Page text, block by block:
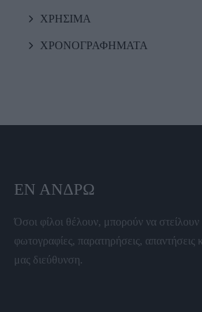
ΧΡΗΣΙΜΑ
ΧΡΟΝΟΓΡΑΦΗΜΑΤΑ
ΕΝ ΆΝΔΡΩ
Όσοι φίλοι θέλουν, μπορούν να στείλουν
φωτογραφίες, παρατηρήσεις, απαντήσεις
μας διεύθυνση.